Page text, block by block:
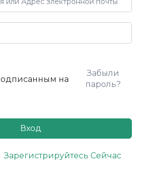
на
Забыли
пароль?
Вход
Зарегистрируйтесь Сейчас